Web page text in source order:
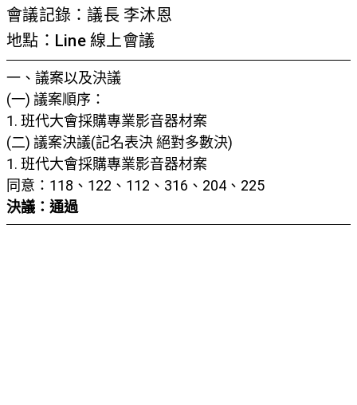
會議記錄：議長 李沐恩
地點：Line 線上會議
一、議案以及決議
(一) 議案順序：
1. 班代大會採購專業影音器材案
(二) 議案決議(記名表決 絕對多數決)
1. 班代大會採購專業影音器材案
同意：118、122、112、316、204、225
決議：通過